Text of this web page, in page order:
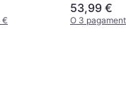
€
53,99 €
O 3